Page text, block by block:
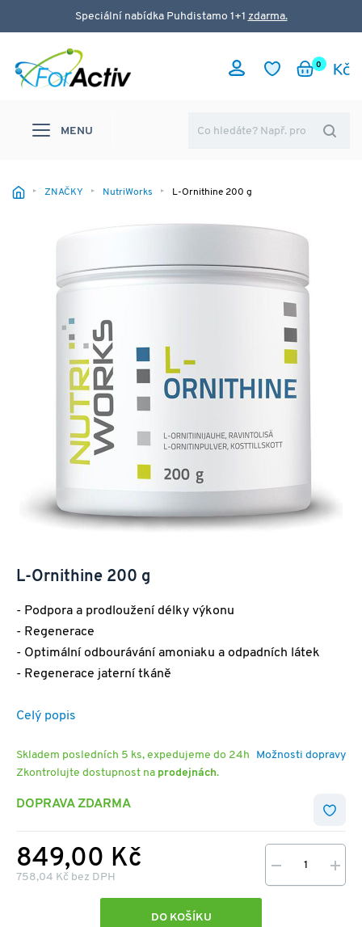
Speciální nabídka Puhdistamo 1+1 zdarma.
0
MENU
ZNAČKY NutriWorks L-Ornithine 200 g
L-Ornithine 200 g
- Podpora a prodloužení délky výkonu
- Regenerace
- Optimální odbourávání amoniaku a odpadních látek
- Regenerace jaterní tkáně
Celý popis
Možnosti dopravy
Skladem posledních 5 ks, expedujeme do 24h
Zkontrolujte dostupnost na prodejnách.
DOPRAVA ZDARMA
849,00 Kč
758,04 Kč bez DPH
DO KOŠÍKU